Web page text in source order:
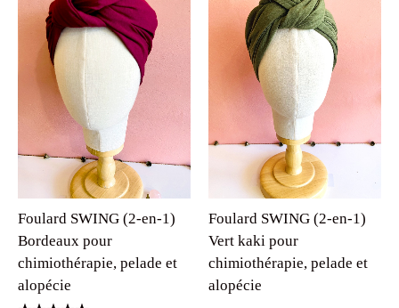
Foulard SWING (2-en-1)
Bordeaux pour
chimiothérapie, pelade et
alopécie
Foulard SWING (2-en-1)
Vert kaki pour
chimiothérapie, pelade et
alopécie